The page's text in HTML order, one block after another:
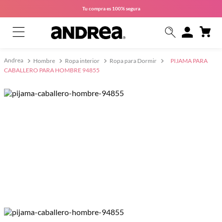
Tu compra es 100% segura
Hombre Ropa interior Ropa para Dormir
PIJAMA PARA
CABALLERO PARA HOMBRE 94855